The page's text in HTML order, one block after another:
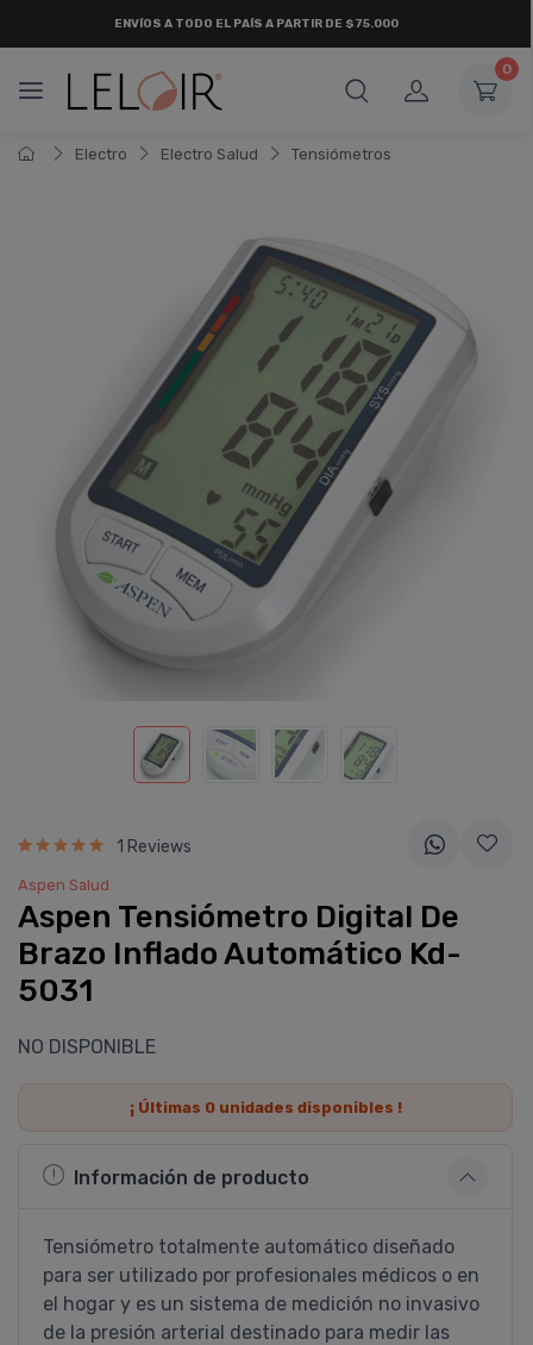
0
Electro Electro Salud Tensiómetros
1 Reviews
Aspen Salud
Aspen Tensiómetro Digital De
Brazo Inflado Automático Kd-
5031
NO DISPONIBLE
¡ Últimas 0unidades disponibles !
Información de producto
Tensiómetro totalmente automático diseñado
para ser utilizado por profesionales médicos o en
el hogar y es un sistema de medición no invasivo
de la presión arterial destinado para medir las